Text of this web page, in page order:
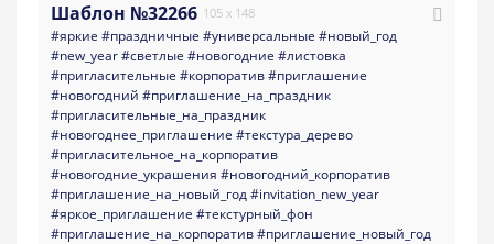
Шаблон №32266 105 x 148
#яркие #праздничные #универсальные #новый_год
#new_year#светлые #новогодние #листовка
#пригласительные #корпоратив#приглашение
#новогодний #приглашение_на_праздник
#пригласительные_на_праздник
#новогоднее_приглашение #текстура_дерево
#пригласительное_на_корпоратив
#новогодние_украшения #новогодний_корпоратив
#приглашение_на_новый_год#invitation_new_year
#яркое_приглашение #текстурный_фон
#приглашение_на_корпоратив#приглашение_новый_год